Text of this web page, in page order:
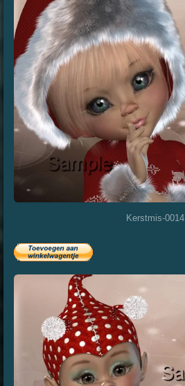
Kerstmis-0014